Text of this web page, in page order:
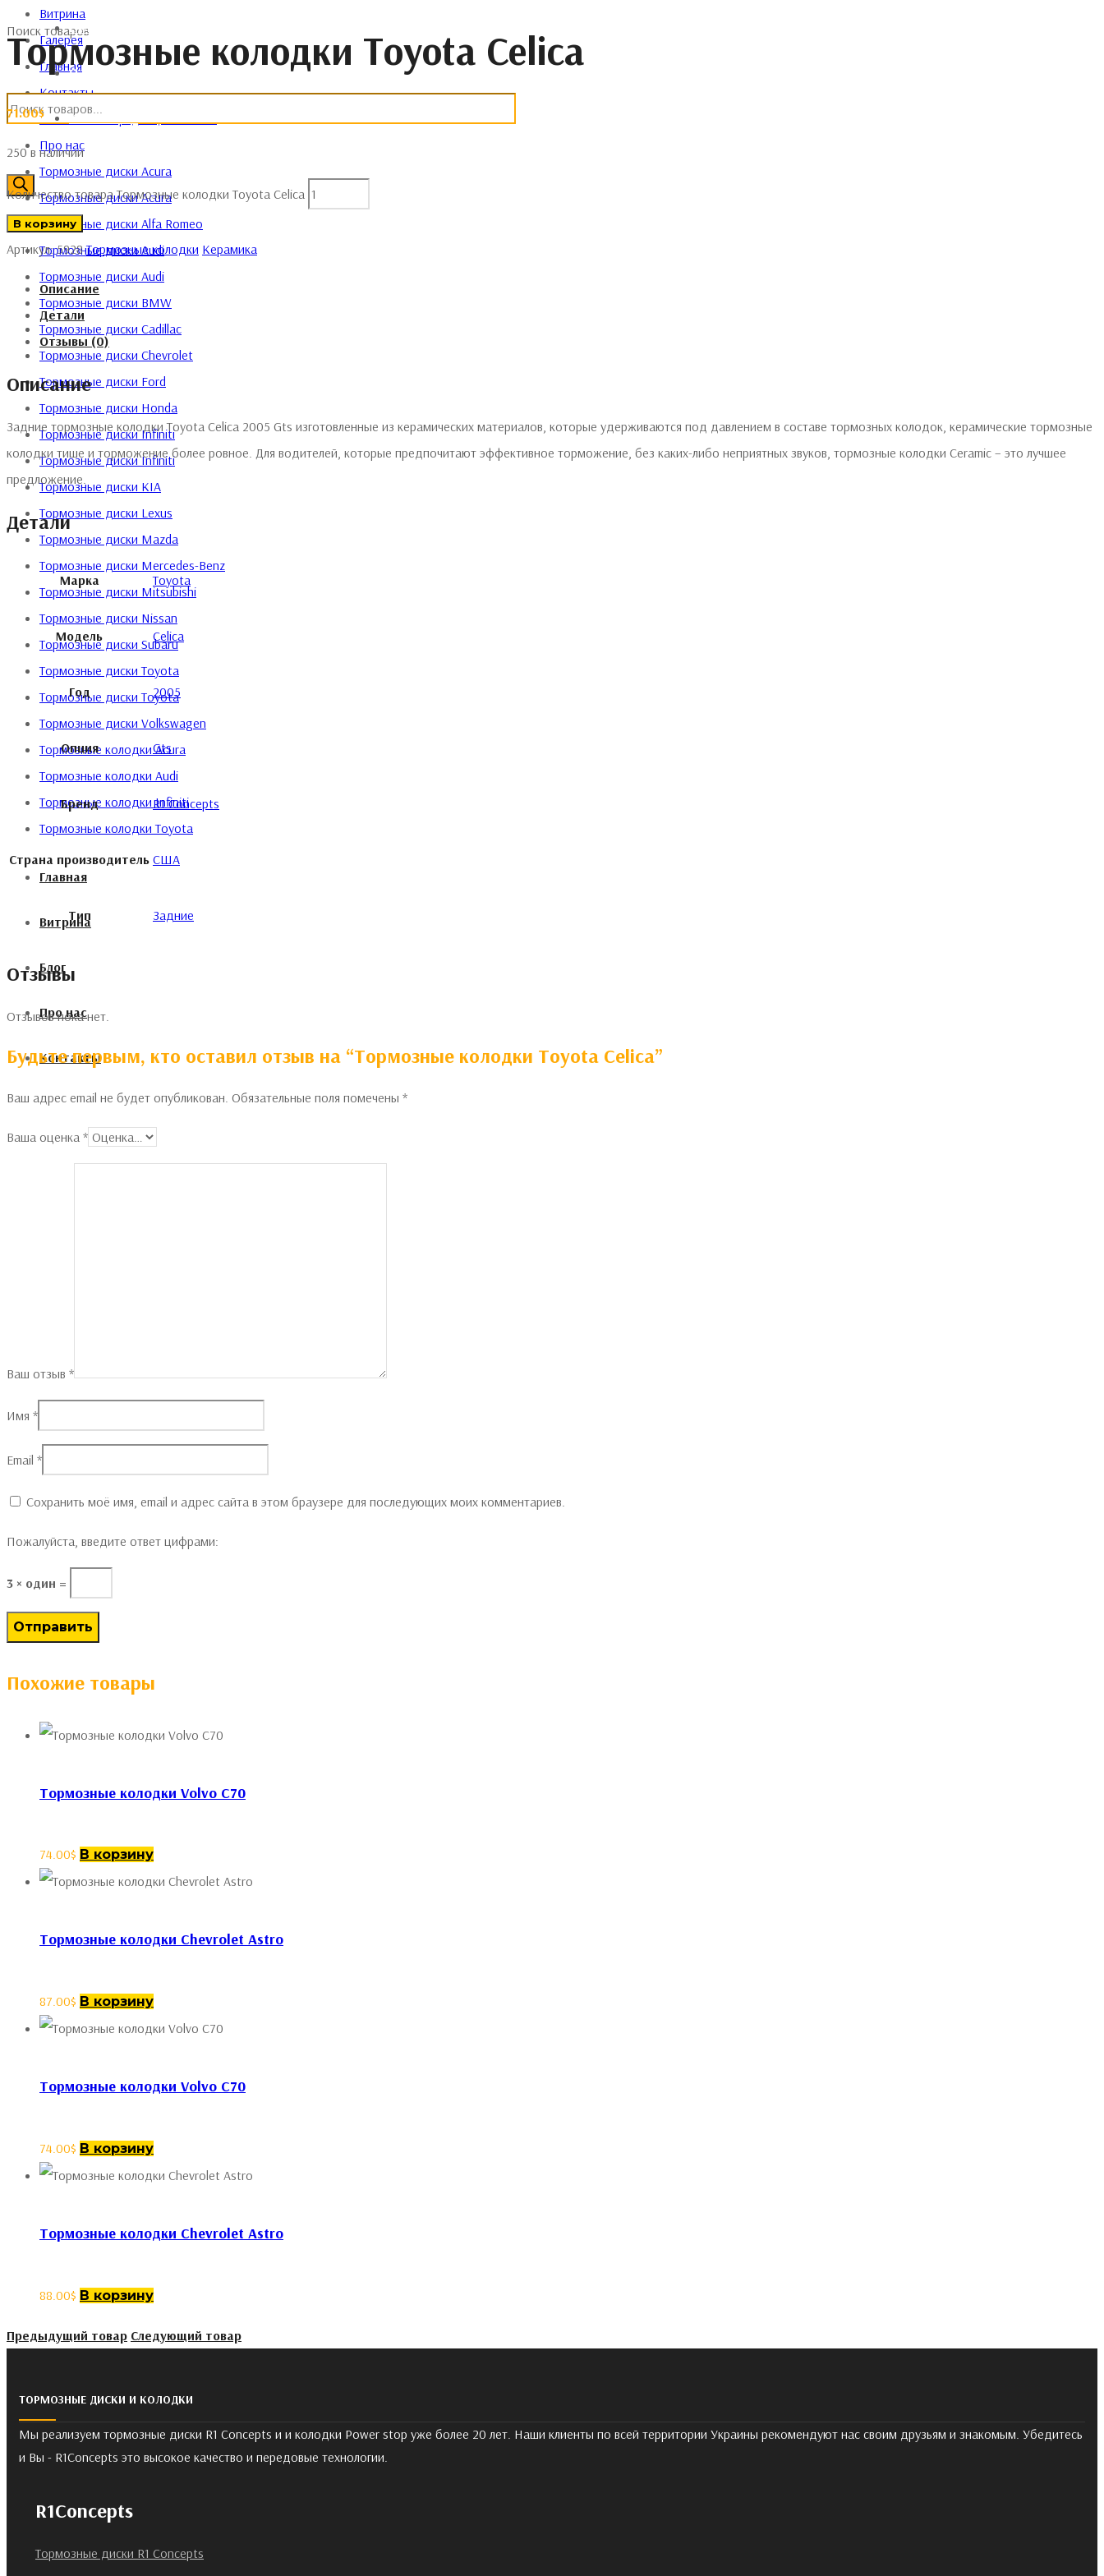
Витрина
Галерея
Главная
Контакты
Политика конфиденциальности
Про нас
Тормозные диски Acura
Тормозные диски Acura
Тормозные диски Alfa Romeo
Тормозные диски Audi
Тормозные диски Audi
Тормозные диски BMW
Тормозные диски Cadillac
Тормозные диски Chevrolet
Тормозные диски Ford
Тормозные диски Honda
Тормозные диски Infiniti
Тормозные диски Infiniti
Тормозные диски KIA
Тормозные диски Lexus
Тормозные диски Mazda
Тормозные диски Mercedes-Benz
Тормозные диски Mitsubishi
Тормозные диски Nissan
Тормозные диски Subaru
Тормозные диски Toyota
Тормозные диски Toyota
Тормозные диски Volkswagen
Тормозные колодки Acura
Тормозные колодки Audi
Тормозные колодки Infiniti
Тормозные колодки Toyota
Главная
Витрина
Блог
Про нас
Контакты
Поиск товаровГАЛЕРЕЯ
О НАС
КОНТАКТЫ
Тормозные колодки Toyota Celica
71.00$
250 в наличии
Количество товара Тормозные колодки Toyota Celica
В корзину
Артикул:5928 Тормозные колодки Керамика
Описание
Детали
Отзывы (0)
Описание
Задние тормозные колодки Toyota Celica 2005 Gts изготовленные из керамических материалов, которые удерживаются под давлением в составе тормозных колодок, керамические тормозные
колодки тише и торможение более ровное. Для водителей, которые предпочитают эффективное торможение, без каких-либо неприятных звуков, тормозные колодки Ceramic – это лучшее
предложение.
Детали
Марка Toyota
Модель Celica
Год 2005
Опция Gts
Бренд R1 Concepts
Страна производитель США
Тип Задние
Отзывы
Отзывов пока нет.
Будьте первым, кто оставил отзыв на “Тормозные колодки Toyota Celica”
Ваш адрес email не будет опубликован. Обязательные поля помечены *
Ваша оценка *
Ваш отзыв *
Имя *
Email *
Сохранить моё имя, email и адрес сайта в этом браузере для последующих моих комментариев.
Пожалуйста, введите ответ цифрами:
3 × один =
Похожие товары
Тормозные колодки Volvo C70
74.00$ В корзину
Тормозные колодки Chevrolet Astro
87.00$ В корзину
Тормозные колодки Volvo C70
74.00$ В корзину
Тормозные колодки Chevrolet Astro
88.00$ В корзину
Предыдущий товар Следующий товар
ТОРМОЗНЫЕ ДИСКИ И КОЛОДКИ
Мы реализуем тормозные диски R1 Concepts и и колодки Power stop уже более 20 лет. Наши клиенты по всей территории Украины рекомендуют нас своим друзьям и знакомым. Убедитесь
и Вы - R1Concepts это высокое качество и передовые технологии.
R1Concepts
Тормозные диски R1 Concepts